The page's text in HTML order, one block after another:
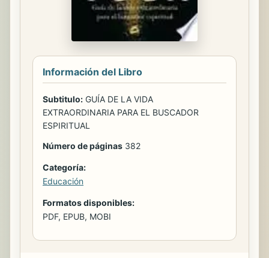
Información del Libro
Subtitulo: GUÍA DE LA VIDA
EXTRAORDINARIA PARA EL BUSCADOR
ESPIRITUAL
Número de páginas 382
Categoría:
Educación
Formatos disponibles:
PDF, EPUB, MOBI